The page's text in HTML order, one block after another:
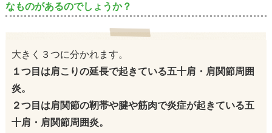
なものがあるのでしょうか？
大きく３つに分かれます。
１つ目は肩こりの延長で起きている五十肩・肩関節周囲
炎。
２つ目は肩関節の靭帯や腱や筋肉で炎症が起きている五
十肩・肩関節周囲炎。